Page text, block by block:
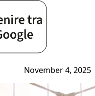
November 4, 2025